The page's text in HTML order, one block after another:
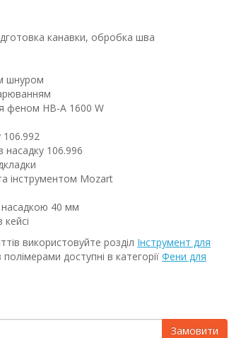
канавки, обробка шва
шнуром
феном HB-A 1600 W
насадку 106.996
інструментом Mozart
насадкою 40 мм
використовуйте розділ Інструмент для
доступні в категорії Фени для
Замовити